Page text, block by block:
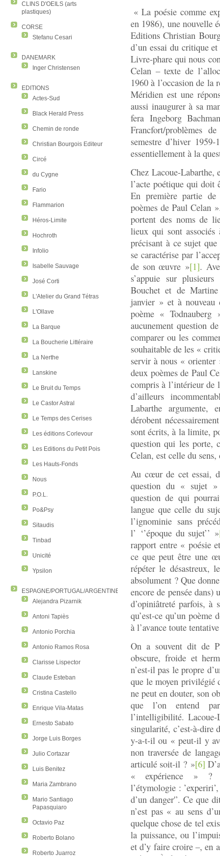
CLINS D'OEILS (arts
plastiques)
CORSE
Stefanu Cesari
DANEMARK
Inger Christensen
EDITIONS
Actes-Sud
Black Herald Press
Chemin de ronde
Christian Bourgois Editeur
Circé
du Cygne
Fario
Flammarion
Héros-Limite
Hochroth
Infolio
Isabelle Sauvage
José Corti
L'Atelier du Grand Tétras
L'Ollave
La Barque
La Boucherie Littéraire
La Nerthe
Lanskine
Le Bruit du Temps
Le Castor Astral
Le Temps des Cerises
Les éditions Corlevour
Les Editions du Petit Pois
Les Hauts-Fonds
Nous
P.O.L.
Po&Psy
Sitaudis
Tinbad
Unicité
Ypsilon
ESPAGNE/PORTUGAL/ARGENTINE/COLOMBIE
Alejandra Pizarnik
Antoni Tapiès
Antonio Porchia
Antonio Ramos Rosa
Clarisse Lispector
Claude Esteban
Cristina Castello
Enrique Vila-Matas
Ernesto Sabato
Jorge Luis Borges
Julio Cortazar
Luis Benitez
Maria Zambrano
Mario Santiago
Papasquiaro
Octavio Paz
Roberto Bolano
Roberto Juarroz
« La poésie comme
en 1986), une nouvelle
Editions Christian
d’un essai du critique
Livre-phare qui nous
Celan – texte de
1960 à l’occasion de
Méridien est une
aussi inaugurer à sa
fera Ingeborg
Francfort/problèmes
semestre d’hiver
essentiellement à la
Chez Lacoue-Labarthe,
l’acte poétique qui doit
En première partie
poèmes de Paul Celan
portent des noms de
lieux qui sont
précisant à ce sujet
se caractérise par
de son œuvre »[1].
s’appuie sur
Bouchet et de
janvier » et à
poème «
aucunement question
comparer ou les
souhaitable de les «
servir à nous « orienter
deux poèmes de Paul
compris à l’intérieur de
d’ailleurs
Labarthe argumente,
dérobent
sont écrits, à la limite,
question qui les porte,
Celan, est celle du
Au cœur de cet essai,
question du « sujet
question de qui
langue que celle du
l’ignominie sans
l’ ‘’époque du sujet’’ »
rapport entre « poésie
ce que peut être une
répéter le désastreux,
absolument ? Que
encore de pensée dans)
d’opiniâtreté parfois,
qu’est-ce qu’un poème
à l’avance toute
On a souvent dit de
obscure, froide et
n’est-il pas le propre
que le moyen privilégié
ne peut en douter, son
que l’on entend
l’intelligibilité.
singularité, c’est-à-dire
y-a-t-il ou « peut-il y
non traversée de
articulé soit-il ? »[6]
« expérience » ?
l’étymologie :
d’un danger'’. Ce que
n’est pas « au sens
quelque chose de tel
la puissance, ou
et d’y faire croire –, en